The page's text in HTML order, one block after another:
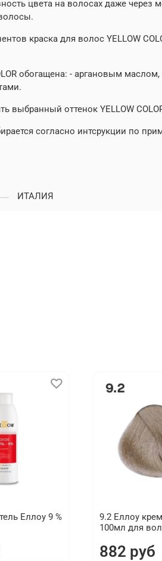
цвета на волосах даже через
краска для волос YELLOW
обогащена: - аргановым
оттенок YELLOW
согласно интсрукции по
ИТАЛИЯ
Еллоу 9 %
9.2 Еллоу
100мл для
882 руб